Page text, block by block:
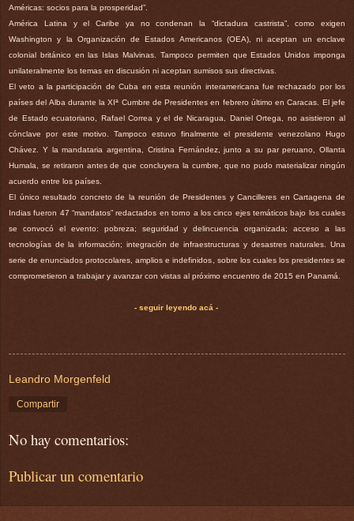
Américas: socios para la prosperidad”.
América Latina y el Caribe ya no condenan la “dictadura castrista”, como exigen
Washington y la Organización de Estados Americanos (OEA), ni aceptan un enclave
colonial británico en las Islas Malvinas. Tampoco permiten que Estados Unidos imponga
unilateralmente los temas en discusión ni aceptan sumisos sus directivas.
El veto a la participación de Cuba en esta reunión interamericana fue rechazado por los
países del Alba durante la XIª Cumbre de Presidentes en febrero último en Caracas. El jefe
de Estado ecuatoriano, Rafael Correa y el de Nicaragua, Daniel Ortega, no asistieron al
cónclave por este motivo. Tampoco estuvo finalmente el presidente venezolano Hugo
Chávez. Y la mandataria argentina, Cristina Fernández, junto a su par peruano, Ollanta
Humala, se retiraron antes de que concluyera la cumbre, que no pudo materializar ningún
acuerdo entre los países.
El único resultado concreto de la reunión de Presidentes y Cancilleres en Cartagena de
Indias fueron 47 “mandatos” redactados en torno a los cinco ejes temáticos bajo los cuales
se convocó el evento: pobreza; seguridad y delincuencia organizada; acceso a las
tecnologías de la información; integración de infraestructuras y desastres naturales. Una
serie de enunciados protocolares, amplios e indefinidos, sobre los cuales los presidentes se
comprometieron a trabajar y avanzar con vistas al próximo encuentro de 2015 en Panamá.
- seguir leyendo acá -
Leandro Morgenfeld
Compartir
No hay comentarios:
Publicar un comentario